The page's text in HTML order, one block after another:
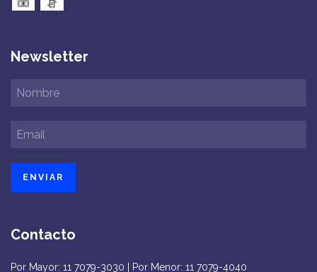
Newsletter
Contacto
Por Mayor: 11 7079-3030 | Por Menor: 11 7079-4040